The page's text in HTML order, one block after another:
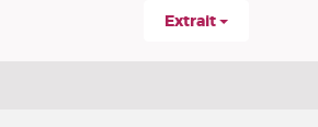
Extrait